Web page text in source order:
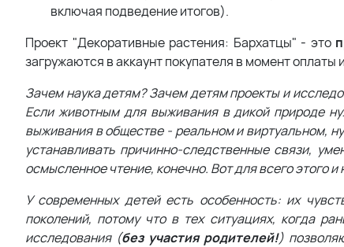
включая подведение итогов).
Проект "Декоративные растения: Бархатцы" - это
загружаются в аккаунт покупателя в момент
Зачем наука детям? Зачем детям проекты и
Если животным для выживания в дикой природе
выживания в обществе - реальном и виртуальном,
устанавливать причинно-следственные связи,
осмысленное чтение, конечно. Вот для всего этого и
У современных детей есть особенность: их
поколений, потому что в тех ситуациях, когда
исследования (без участия родителей!)